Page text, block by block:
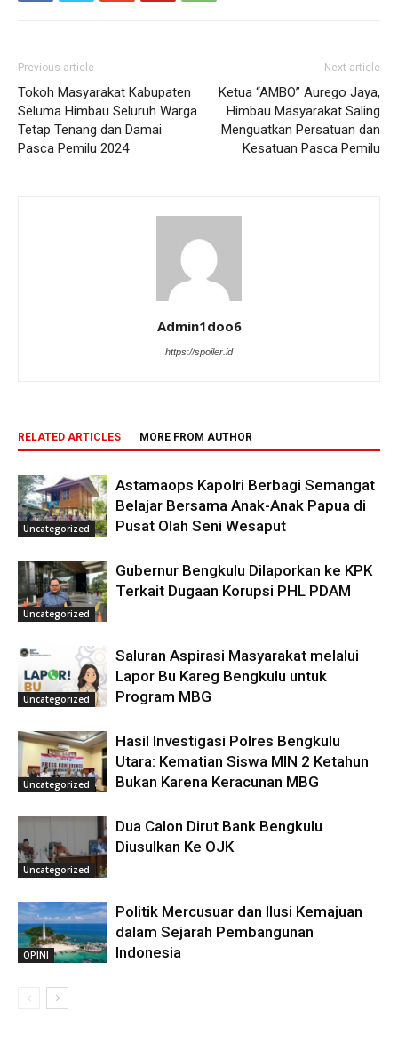
Previous article
Tokoh Masyarakat Kabupaten
Seluma Himbau Seluruh Warga
Tetap Tenang dan Damai
Pasca Pemilu 2024
Next article
Ketua “AMBO” Aurego Jaya,
Himbau Masyarakat Saling
Menguatkan Persatuan dan
Kesatuan Pasca Pemilu
Admin1doo6
https://spoiler.id
RELATED ARTICLES MORE FROM AUTHOR
Uncategorized
Astamaops Kapolri Berbagi Semangat
Belajar Bersama Anak-Anak Papua di
Pusat Olah Seni Wesaput
Uncategorized
Gubernur Bengkulu Dilaporkan ke KPK
Terkait Dugaan Korupsi PHL PDAM
Uncategorized
Saluran Aspirasi Masyarakat melalui
Lapor Bu Kareg Bengkulu untuk
Program MBG
Uncategorized
Hasil Investigasi Polres Bengkulu
Utara: Kematian Siswa MIN 2 Ketahun
Bukan Karena Keracunan MBG
Uncategorized
Dua Calon Dirut Bank Bengkulu
Diusulkan Ke OJK
OPINI
Politik Mercusuar dan Ilusi Kemajuan
dalam Sejarah Pembangunan
Indonesia